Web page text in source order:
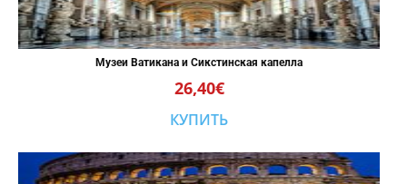
Музеи Ватикана и Сикстинская капелла
26,40€
КУПИТЬ